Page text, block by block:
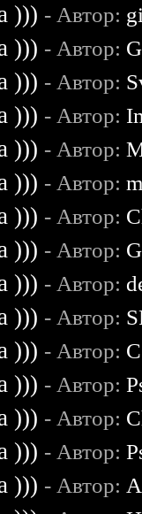
))) - Автор:
))) - Автор:
))) - Автор:
))) - Автор:
))) - Автор:
))) - Автор:
))) - Автор:
))) - Автор:
))) - Автор:
))) - Автор:
))) - Автор:
))) - Автор:
))) - Автор:
))) - Автор:
))) - Автор: